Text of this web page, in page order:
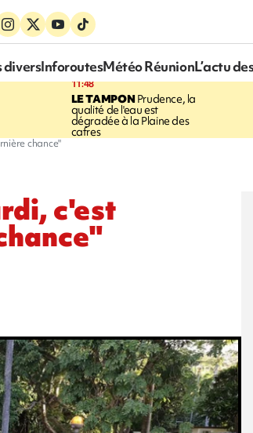
diversInforoutesMétéo RéunionL’actu
11:48
LE TAMPONPrudence, la
qualité de l'eau est
dégradée à la Plaine des
cafres
chance"
c'est